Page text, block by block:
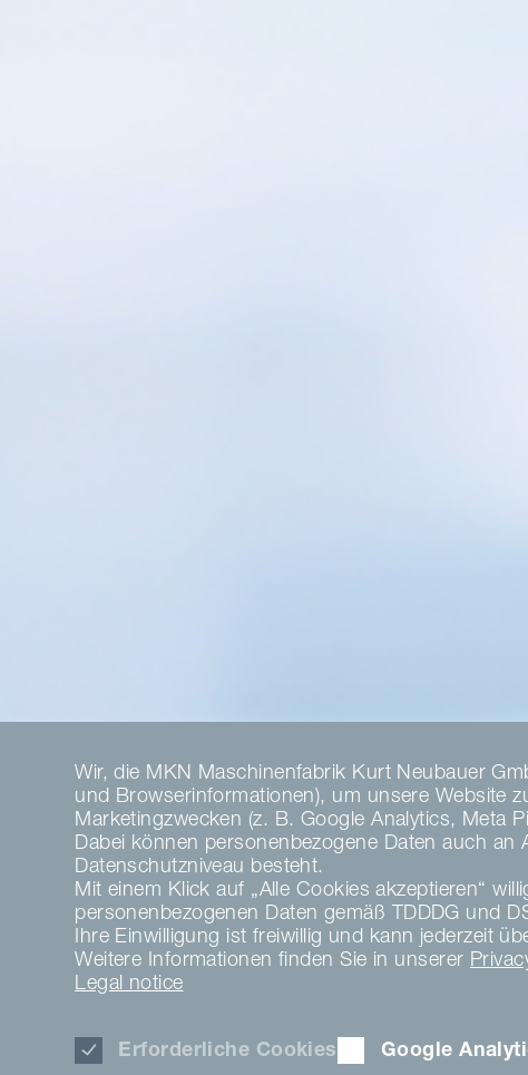
Wir, die MKN Maschinenfabrik Kurt Neubauer
und Browserinformationen), um unsere Website
Marketingzwecken (z. B. Google Analytics, Meta
Dabei können personenbezogene Daten auch
Datenschutzniveau besteht.
Mit einem Klick auf „Alle Cookies akzeptieren“
personenbezogenen Daten gemäß TDDDG und
Ihre Einwilligung ist freiwillig und kann jederzeit
Weitere Informationen finden Sie in unserer
Legal notice
Erforderliche Cookies Google